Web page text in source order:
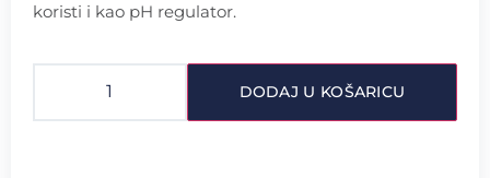
koristi i kao pH regulator.
DODAJ U KOŠARICU